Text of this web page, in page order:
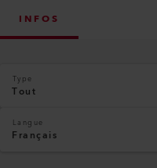
INFOS
Type
Tout
Langue
Français